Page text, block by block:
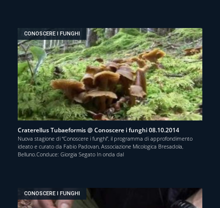
CONOSCERE I FUNGHI
Craterellus Tubaeformis @ Conoscere i funghi 08.10.2014
Nuova stagione di “Conoscere i funghi”, il programma di approfondimento
ideato e curato da Fabio Padovan, Associazione Micologica Bresadola,
Belluno.Conduce: Giorgia Segato In onda dal
CONOSCERE I FUNGHI